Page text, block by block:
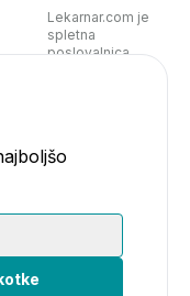
Lekarnar.com je
spletna
poslovalnica